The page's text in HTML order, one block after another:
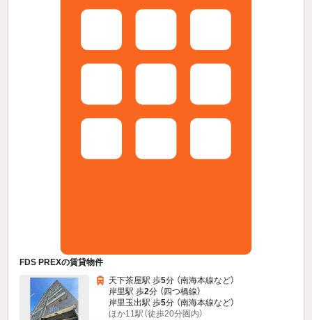
FDS PREXの賃貸物件
天下茶屋駅 歩5分 （南海本線など）
岸里駅 歩2分 （四つ橋線）
岸里玉出駅 歩5分 （南海本線など）
ほか11駅（徒歩20分圏内）